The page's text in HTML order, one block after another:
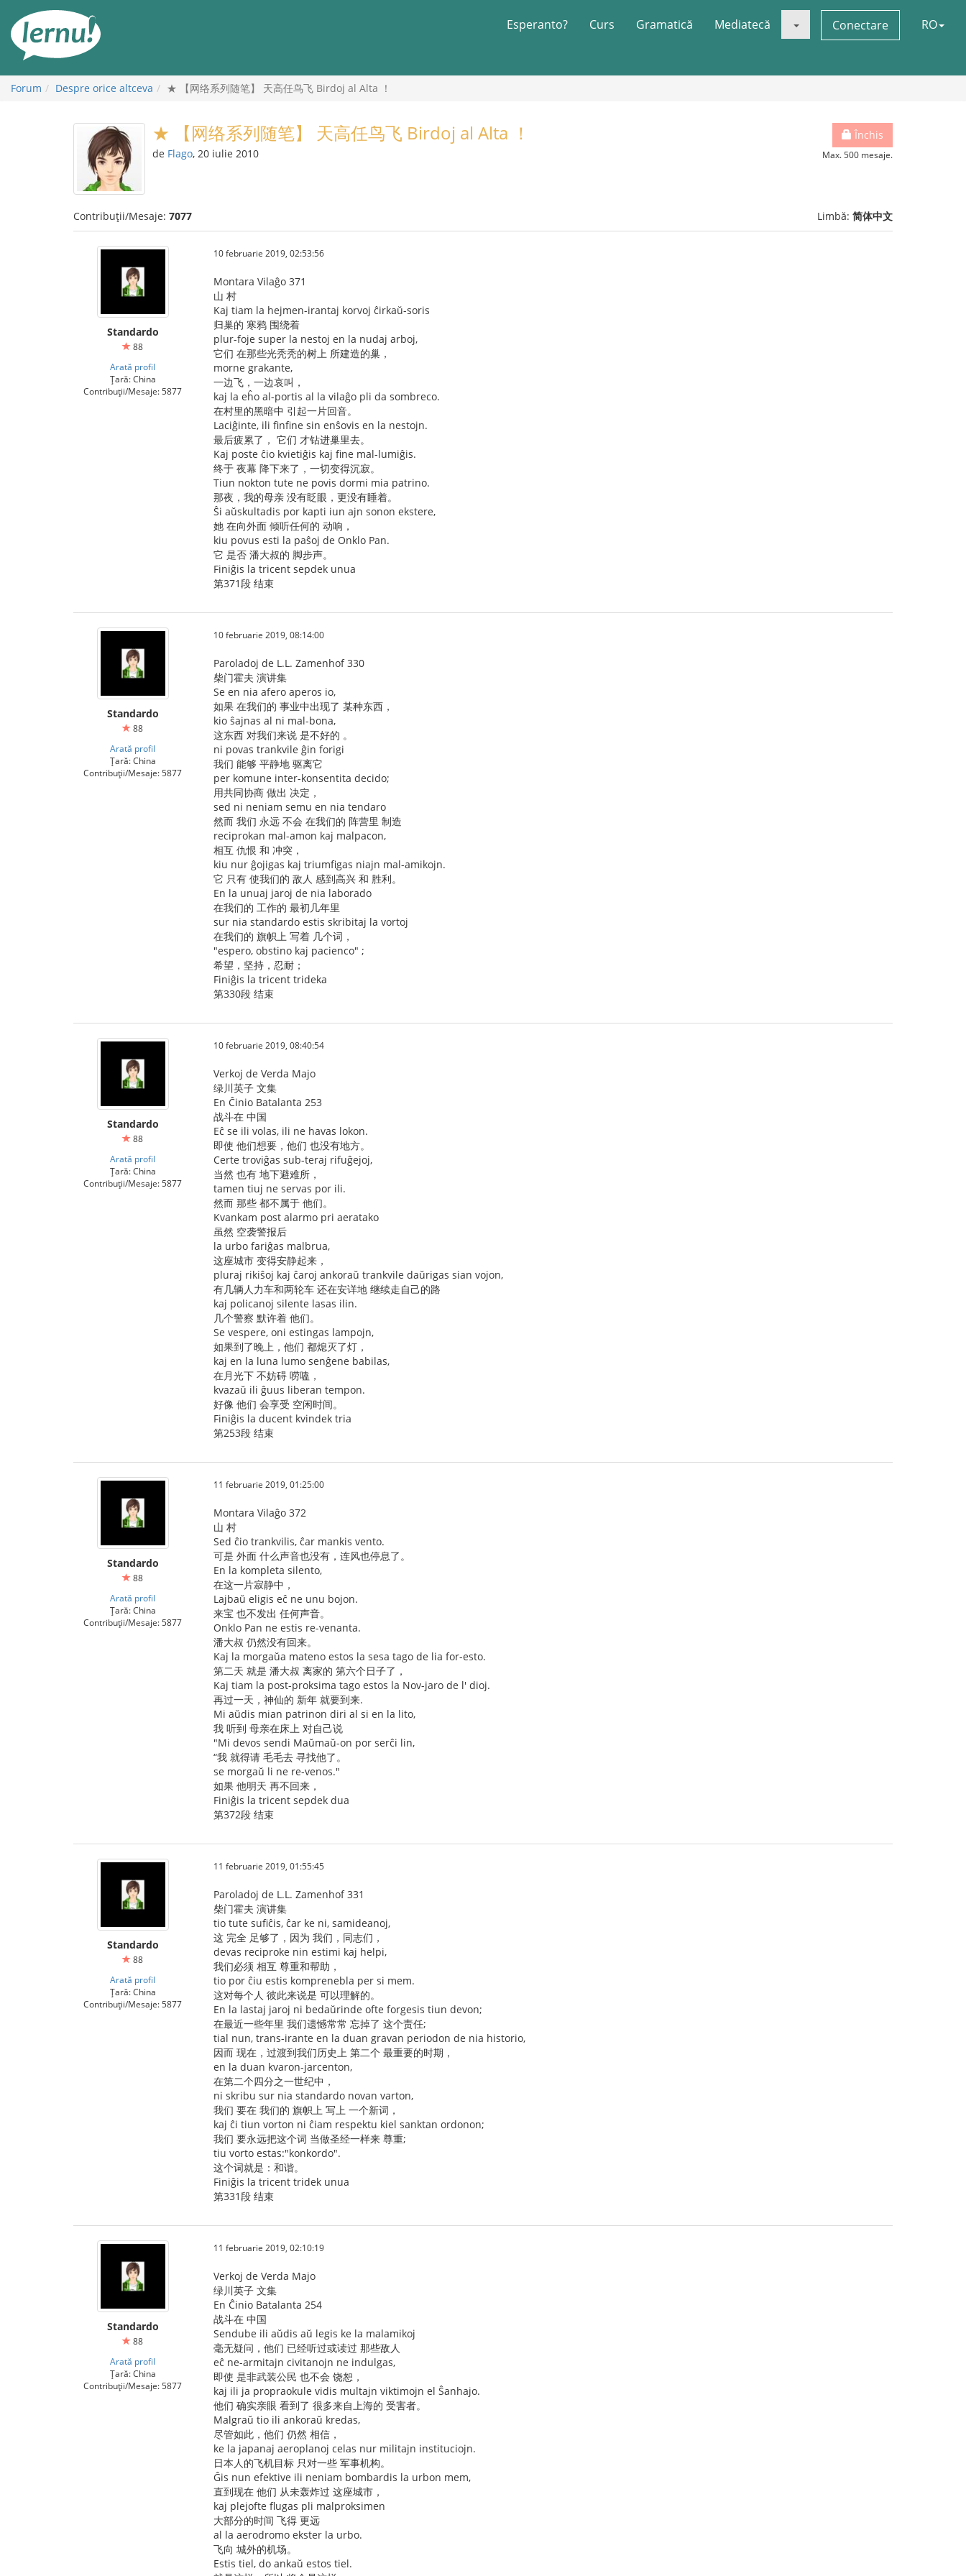
conținut
Esperanto? Curs Gramatică Mediatecă Conectare RO
Forum Despre orice altceva ★ 【网络系列随笔】 天高任鸟飞 Birdoj al Alta ！
Închis
Max. 500 mesaje.
★ 【网络系列随笔】 天高任鸟飞 Birdoj al Alta ！
de Flago, 20 iulie 2010
Contribuții/Mesaje: 7077 Limbă: 简体中文
Standardo
88
Arată profil
Țară: China
Contribuții/Mesaje: 5877
10 februarie 2019, 02:53:56
Montara Vilaĝo 371
山 村
Kaj tiam la hejmen-irantaj korvoj ĉirkaŭ-soris
归巢的 寒鸦 围绕着
plur-foje super la nestoj en la nudaj arboj,
它们 在那些光秃秃的树上 所建造的巢，
morne grakante,
一边飞，一边哀叫，
kaj la eĥo al-portis al la vilaĝo pli da sombreco.
在村里的黑暗中 引起一片回音。
Laciĝinte, ili finfine sin enŝovis en la nestojn.
最后疲累了， 它们 才钻进巢里去。
Kaj poste ĉio kvietiĝis kaj fine mal-lumiĝis.
终于 夜幕 降下来了，一切变得沉寂。
Tiun nokton tute ne povis dormi mia patrino.
那夜，我的母亲 没有眨眼，更没有睡着。
Ŝi aŭskultadis por kapti iun ajn sonon ekstere,
她 在向外面 倾听任何的 动响，
kiu povus esti la paŝoj de Onklo Pan.
它 是否 潘大叔的 脚步声。
Finiĝis la tricent sepdek unua
第371段 结束
Standardo
88
Arată profil
Țară: China
Contribuții/Mesaje: 5877
10 februarie 2019, 08:14:00
Paroladoj de L.L. Zamenhof 330
柴门霍夫 演讲集
Se en nia afero aperos io,
如果 在我们的 事业中出现了 某种东西，
kio ŝajnas al ni mal-bona,
这东西 对我们来说 是不好的 。
ni povas trankvile ĝin forigi
我们 能够 平静地 驱离它
per komune inter-konsentita decido;
用共同协商 做出 决定，
sed ni neniam semu en nia tendaro
然而 我们 永远 不会 在我们的 阵营里 制造
reciprokan mal-amon kaj malpacon,
相互 仇恨 和 冲突，
kiu nur ĝojigas kaj triumfigas niajn mal-amikojn.
它 只有 使我们的 敌人 感到高兴 和 胜利。
En la unuaj jaroj de nia laborado
在我们的 工作的 最初几年里
sur nia standardo estis skribitaj la vortoj
在我们的 旗帜上 写着 几个词，
"espero, obstino kaj pacienco" ;
希望，坚持，忍耐；
Finiĝis la tricent trideka
第330段 结束
Standardo
88
Arată profil
Țară: China
Contribuții/Mesaje: 5877
10 februarie 2019, 08:40:54
Verkoj de Verda Majo
绿川英子 文集
En Ĉinio Batalanta 253
战斗在 中国
Eĉ se ili volas, ili ne havas lokon.
即使 他们想要，他们 也没有地方。
Certe troviĝas sub-teraj rifuĝejoj,
当然 也有 地下避难所，
tamen tiuj ne servas por ili.
然而 那些 都不属于 他们。
Kvankam post alarmo pri aeratako
虽然 空袭警报后
la urbo fariĝas malbrua,
这座城市 变得安静起来，
pluraj rikiŝoj kaj ĉaroj ankoraŭ trankvile daŭrigas sian vojon,
有几辆人力车和两轮车 还在安详地 继续走自己的路
kaj policanoj silente lasas ilin.
几个警察 默许着 他们。
Se vespere, oni estingas lampojn,
如果到了晚上，他们 都熄灭了灯，
kaj en la luna lumo senĝene babilas,
在月光下 不妨碍 唠嗑，
kvazaŭ ili ĝuus liberan tempon.
好像 他们 会享受 空闲时间。
Finiĝis la ducent kvindek tria
第253段 结束
Standardo
88
Arată profil
Țară: China
Contribuții/Mesaje: 5877
11 februarie 2019, 01:25:00
Montara Vilaĝo 372
山 村
Sed ĉio trankvilis, ĉar mankis vento.
可是 外面 什么声音也没有，连风也停息了。
En la kompleta silento,
在这一片寂静中，
Lajbaŭ eligis eĉ ne unu bojon.
来宝 也不发出 任何声音。
Onklo Pan ne estis re-venanta.
潘大叔 仍然没有回来。
Kaj la morgaŭa mateno estos la sesa tago de lia for-esto.
第二天 就是 潘大叔 离家的 第六个日子了，
Kaj tiam la post-proksima tago estos la Nov-jaro de l' dioj.
再过一天，神仙的 新年 就要到来.
Mi aŭdis mian patrinon diri al si en la lito,
我 听到 母亲在床上 对自己说
"Mi devos sendi Maŭmaŭ-on por serĉi lin,
“我 就得请 毛毛去 寻找他了。
se morgaŭ li ne re-venos."
如果 他明天 再不回来，
Finiĝis la tricent sepdek dua
第372段 结束
Standardo
88
Arată profil
Țară: China
Contribuții/Mesaje: 5877
11 februarie 2019, 01:55:45
Paroladoj de L.L. Zamenhof 331
柴门霍夫 演讲集
tio tute sufiĉis, ĉar ke ni, samideanoj,
这 完全 足够了，因为 我们，同志们，
devas reciproke nin estimi kaj helpi,
我们必须 相互 尊重和帮助，
tio por ĉiu estis komprenebla per si mem.
这对每个人 彼此来说是 可以理解的。
En la lastaj jaroj ni bedaŭrinde ofte forgesis tiun devon;
在最近一些年里 我们遗憾常常 忘掉了 这个责任;
tial nun, trans-irante en la duan gravan periodon de nia historio,
因而 现在，过渡到我们历史上 第二个 最重要的时期，
en la duan kvaron-jarcenton,
在第二个四分之一世纪中，
ni skribu sur nia standardo novan varton,
我们 要在 我们的 旗帜上 写上 一个新词，
kaj ĉi tiun vorton ni ĉiam respektu kiel sanktan ordonon;
我们 要永远把这个词 当做圣经一样来 尊重;
tiu vorto estas:"konkordo".
这个词就是：和谐。
Finiĝis la tricent tridek unua
第331段 结束
Standardo
88
Arată profil
Țară: China
Contribuții/Mesaje: 5877
11 februarie 2019, 02:10:19
Verkoj de Verda Majo
绿川英子 文集
En Ĉinio Batalanta 254
战斗在 中国
Sendube ili aŭdis aŭ legis ke la malamikoj
毫无疑问，他们 已经听过或读过 那些敌人
eĉ ne-armitajn civitanojn ne indulgas,
即使 是非武装公民 也不会 饶恕，
kaj ili ja propraokule vidis multajn viktimojn el Ŝanhajo.
他们 确实亲眼 看到了 很多来自上海的 受害者。
Malgraŭ tio ili ankoraŭ kredas,
尽管如此，他们 仍然 相信，
ke la japanaj aeroplanoj celas nur militajn instituciojn.
日本人的飞机目标 只对一些 军事机构。
Ĝis nun efektive ili neniam bombardis la urbon mem,
直到现在 他们 从未轰炸过 这座城市，
kaj plejofte flugas pli malproksimen
大部分的时间 飞得 更远
al la aerodromo ekster la urbo.
飞向 城外的机场。
Estis tiel, do ankaŭ estos tiel.